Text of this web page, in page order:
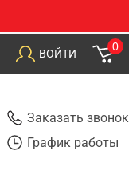
ВОЙТИ
0
Заказать звонок
График работы